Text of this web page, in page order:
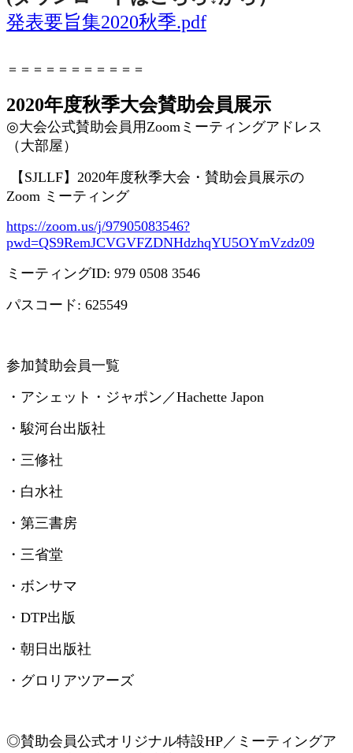
発表要旨集2020秋季.pdf
＝＝＝＝＝＝＝＝＝＝＝
2020年度秋季大会賛助会員展示
◎大会公式賛助会員用Zoom ミーティングアドレス
（大部屋）
【 SJLLF】 2020年度秋季大会・賛助会員展示の
Zoom ミーティング
https://zoom.us/j/97905083546?
pwd=QS9RemJCVGVFZDNHdzhqYU5OYmVzdz09
ミーティングID: 979 0508 3546
パスコード: 625549
参加賛助会員一覧
・アシェット・ジャポン／Hachette Japon
・駿河台出版社
・三修社
・白水社
・第三書房
・三省堂
・ボンサマ
・ DTP出版
・朝日出版社
・グロリアツアーズ
◎賛助会員公式オリジナル特設HP／ミーティングア